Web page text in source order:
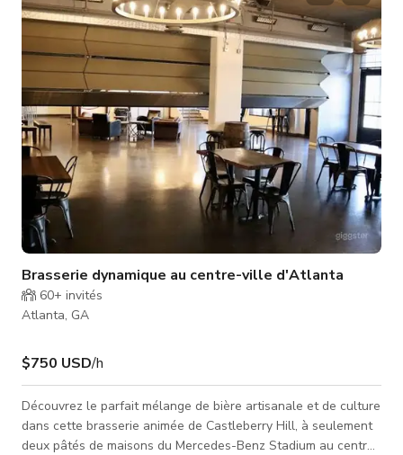
aujourd'hui de site unique pour votre événement spécial.
*Veuillez contacter l'hôte pour un tarif personnalisé - peut
varier selon les heure
Brasserie dynamique au centre-ville d'Atlanta
60+ invités
Atlanta, GA
$750 USD/h
Découvrez le parfait mélange de bière artisanale et de culture
dans cette brasserie animée de Castleberry Hill, à seulement
deux pâtés de maisons du Mercedes-Benz Stadium au centre-